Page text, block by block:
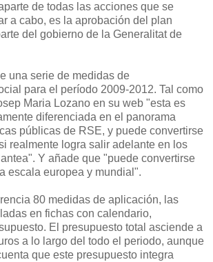
de todas las acciones que se
a cabo, es la aprobación del plan
del gobierno de la Generalitat de
una serie de medidas de
para el período 2009-2012. Tal como
Maria Lozano en su web "esta es
diferenciada en el panorama
públicas de RSE, y puede convertirse
realmente logra salir adelante en los
Y añade que "puede convertirse
escala europea y mundial".
80 medidas de aplicación, las
en fichas con calendario,
El presupuesto total asciende a
a lo largo del todo el periodo, aunque
que este presupuesto integra